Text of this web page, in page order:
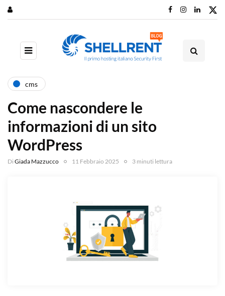
cms
Come nascondere le
informazioni di un sito
WordPress
Di Giada Mazzucco 11 Febbraio 2025 3 minuti lettura